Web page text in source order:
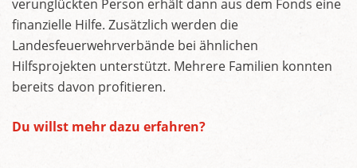
verunglückten Person erhält dann aus dem Fonds eine
finanzielle Hilfe. Zusätzlich werden die
Landesfeuerwehrverbände bei ähnlichen
Hilfsprojekten unterstützt. Mehrere Familien konnten
bereits davon profitieren.
Du willst mehr dazu erfahren?